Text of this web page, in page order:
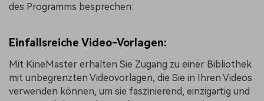
des Programms besprechen:
Einfallsreiche Video-Vorlagen:
Mit KineMaster erhalten Sie Zugang zu einer Bibliothek
mit unbegrenzten Videovorlagen, die Sie in Ihren Videos
verwenden können, um sie faszinierend, einzigartig und